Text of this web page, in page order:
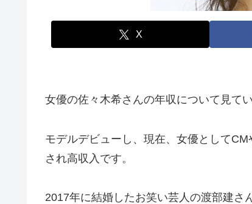
X
女優の佐々木希さんの年収について見てい
モデルデビューし、現在、女優として
され高収入です。
2017年に結婚したお笑い芸人の渡部建さ